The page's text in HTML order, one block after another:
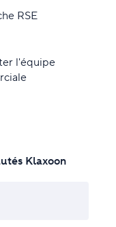
RSE
l'équipe
Klaxoon